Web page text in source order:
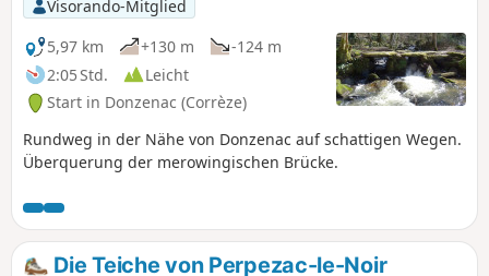
Visorando-Mitglied
5,97 km
+130 m
-124 m
2:05 Std.
Leicht
Start in Donzenac (Corrèze)
Rundweg in der Nähe von Donzenac auf schattigen Wegen.
Überquerung der merowingischen Brücke.
Die Teiche von Perpezac-le-Noir